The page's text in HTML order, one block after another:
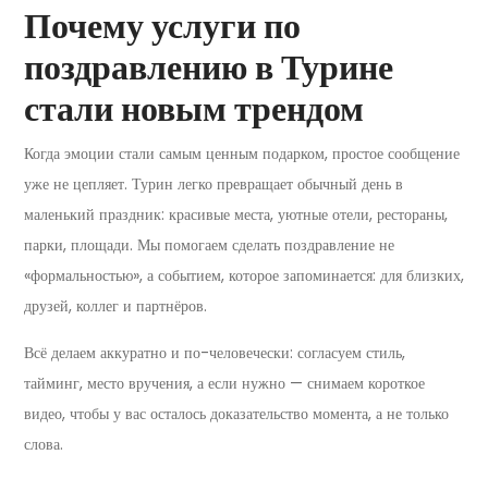
Почему услуги по
поздравлению в Турине
стали новым трендом
Когда эмоции стали самым ценным подарком, простое сообщение
уже не цепляет. Турин легко превращает обычный день в
маленький праздник: красивые места, уютные отели, рестораны,
парки, площади. Мы помогаем сделать поздравление не
«формальностью», а событием, которое запоминается: для близких,
друзей, коллег и партнёров.
Всё делаем аккуратно и по-человечески: согласуем стиль,
тайминг, место вручения, а если нужно — снимаем короткое
видео, чтобы у вас осталось доказательство момента, а не только
слова.